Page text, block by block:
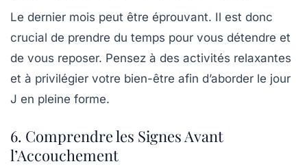
Le dernier mois peut être éprouvant. Il est donc
crucial de prendre du temps pour vous détendre et
de vous reposer. Pensez à des activités relaxantes
et à privilégier votre bien-être afin d’aborder le jour
J en pleine forme.
6. Comprendre les Signes Avant
l’Accouchement